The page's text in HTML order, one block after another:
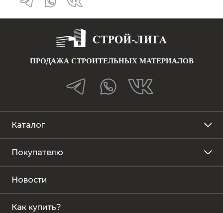
ПРОДАЖА СТРОИТЕЛЬНЫХ МАТЕРИАЛОВ
Каталог
Покупателю
Новости
Как купить?